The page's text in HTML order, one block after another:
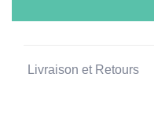
Livraison et Retours